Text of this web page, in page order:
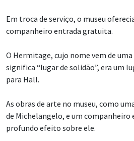
Em troca de serviço, o museu
companheiro entrada gratuita.
O Hermitage, cujo nome vem de
significa “lugar de solidão”, era um
para Hall.
As obras de arte no museu, como
de Michelangelo, e um
profundo efeito sobre ele.